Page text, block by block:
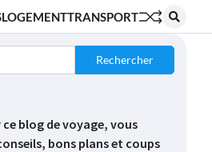
LOGEMENTTRANSPORT
Rechercher
ce blog de voyage, vous
bons plans et coups